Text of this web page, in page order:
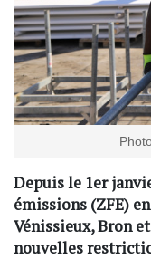
Depuis le 1er
émissions (ZFE)
Vénissieux, Bron
nouvelles